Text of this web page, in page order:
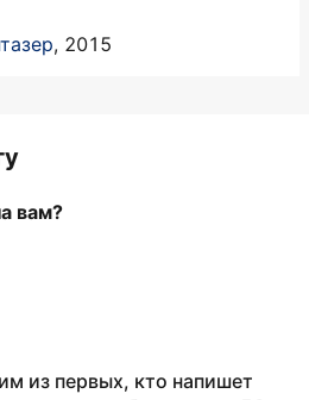
, 2015
вам?
из первых, кто напишет